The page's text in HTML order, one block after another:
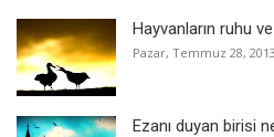
Hayvanların ruhu ve
Pazar, Temmuz 28, 2013
Ezanı duyan birisi